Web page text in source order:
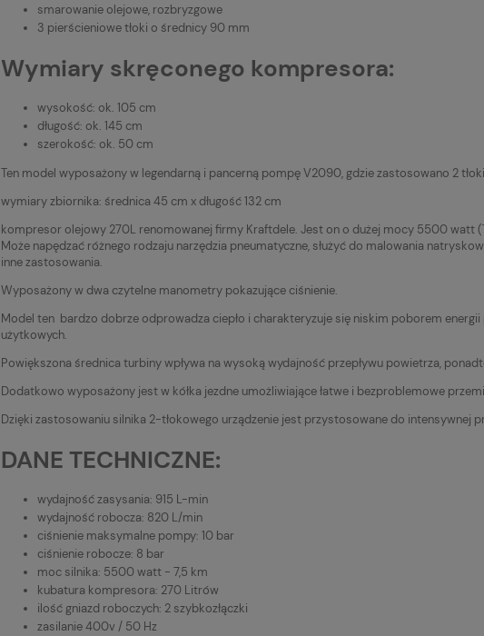
smarowanie olejowe, rozbryzgowe
3 pierścieniowe tłoki o średnicy 90 mm
Wymiary skręconego kompresora:
wysokość: ok. 105 cm
długość: ok. 145 cm
szerokość: ok. 50 cm
Ten model wyposażony w legendarną i pancerną pompę V2090, gdzie zastosowano 2
wymiary zbiornika: średnica 45 cm x długość 132 cm
kompresor olejowy 270L renomowanej firmy Kraftdele. Jest on o dużej mocy 5500 watt
Może napędzać różnego rodzaju narzędzia pneumatyczne, służyć do malowania
inne zastosowania.
Wyposażony w dwa czytelne manometry pokazujące ciśnienie.
Model ten bardzo dobrze odprowadza ciepło i charakteryzuje się niskim poborem
użytkowych.
Powiększona średnica turbiny wpływa na wysoką wydajność przepływu powietrza,
Dodatkowo wyposażony jest w kółka jezdne umożliwiające łatwe i bezproblemowe
Dzięki zastosowaniu silnika 2-tłokowego urządzenie jest przystosowane do intensywnej
DANE TECHNICZNE:
wydajność zasysania: 915 L-min
wydajność robocza: 820 L/min
ciśnienie maksymalne pompy: 10 bar
ciśnienie robocze: 8 bar
moc silnika: 5500 watt - 7,5 km
kubatura kompresora: 270 Litrów
ilość gniazd roboczych: 2 szybkozłączki
zasilanie 400v / 50 Hz